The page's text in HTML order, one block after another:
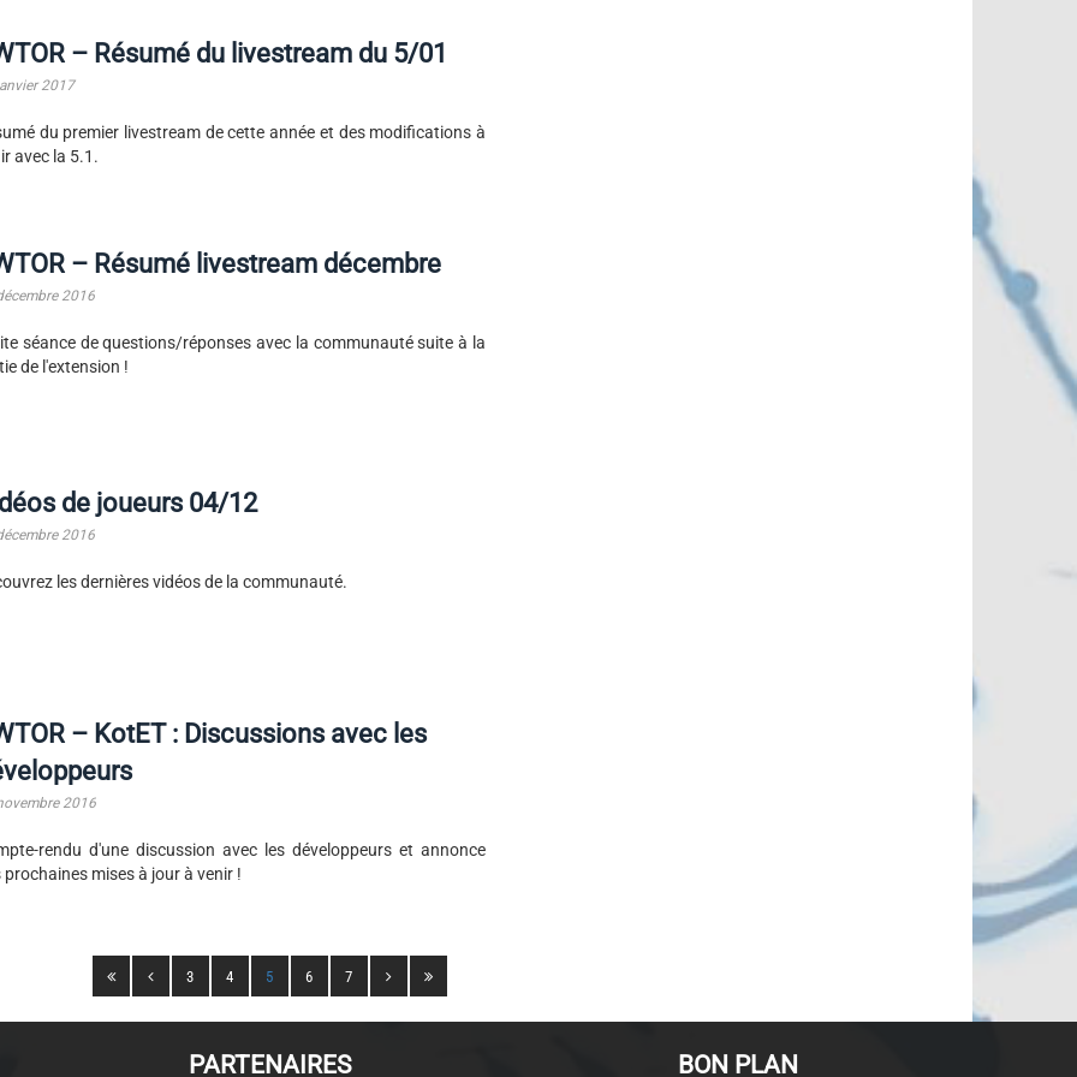
– Résumé du livestream du 5/01
2017
du premier livestream de cette année et des modifications à
avec la 5.1.
– Résumé livestream décembre
2016
séance de questions/réponses avec la communauté suite à la
de l'extension !
de joueurs 04/12
2016
les dernières vidéos de la communauté.
– KotET : Discussions avec les
2016
rendu d'une discussion avec les développeurs et annonce
prochaines mises à jour à venir !
3 4 5 6 7
PARTENAIRES BON PLAN